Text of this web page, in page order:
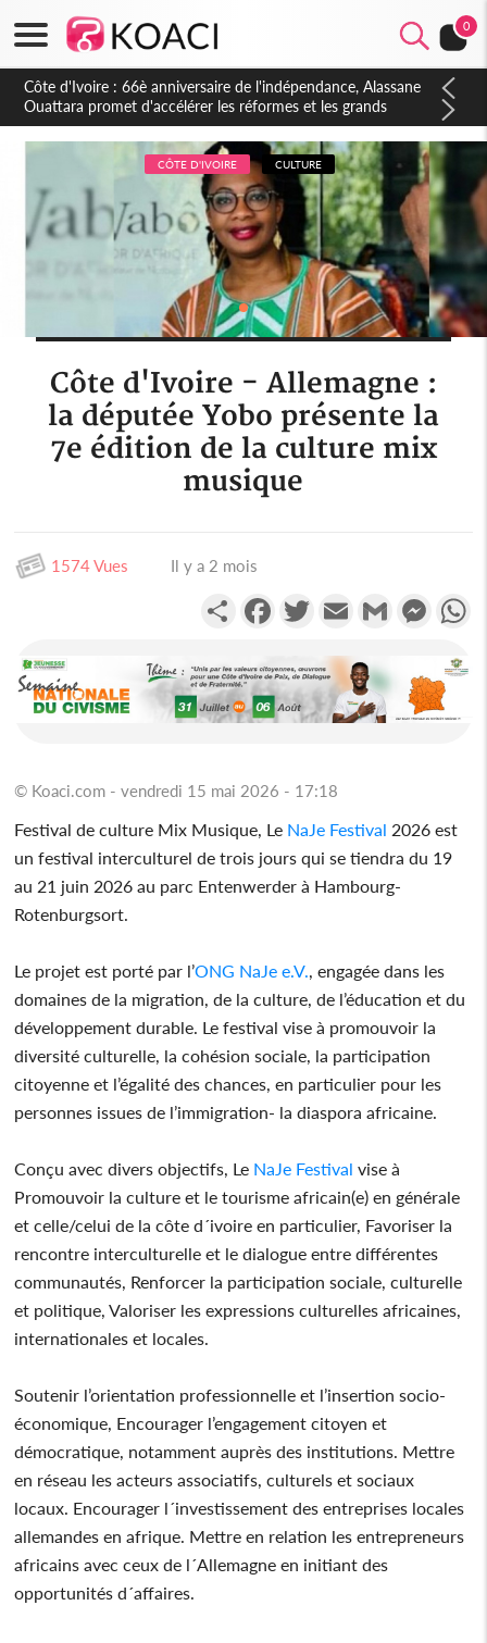
0
Côte d'Ivoire : À Abidjan, Amadou Oury Bah admire le modèle
ivoirien et veut s'en inspirer pour accélérer le développement
de la Guinée
CÔTE D'IVOIRE CULTURE
Côte d'Ivoire - Allemagne :
la députée Yobo présente la
7e édition de la culture mix
musique
1574 Vues Il y a 2 mois
PartagerFacebookTwitterEmail Gmail
© Koaci.com - vendredi 15 mai 2026 - 17:18
Festival de culture Mix Musique, Le NaJe Festival 2026 est
un festival interculturel de trois jours qui se tiendra du 19
au 21 juin 2026 au parc Entenwerder à Hambourg-
Rotenburgsort.
Le projet est porté par l’ONG NaJe e.V., engagée dans les
domaines de la migration, de la culture, de l’éducation et du
développement durable. Le festival vise à promouvoir la
diversité culturelle, la cohésion sociale, la participation
citoyenne et l’égalité des chances, en particulier pour les
personnes issues de l’immigration- la diaspora africaine.
Conçu avec divers objectifs, Le NaJe Festival vise à
Promouvoir la culture et le tourisme africain(e) en générale
et celle/celui de la côte d´ivoire en particulier, Favoriser la
rencontre interculturelle et le dialogue entre différentes
communautés, Renforcer la participation sociale, culturelle
et politique, Valoriser les expressions culturelles africaines,
internationales et locales.
Soutenir l’orientation professionnelle et l’insertion socio-
économique, Encourager l’engagement citoyen et
démocratique, notamment auprès des institutions. Mettre
en réseau les acteurs associatifs, culturels et sociaux
locaux. Encourager l´investissement des entreprises locales
allemandes en afrique. Mettre en relation les entrepreneurs
africains avec ceux de l´Allemagne en initiant des
opportunités d´affaires.